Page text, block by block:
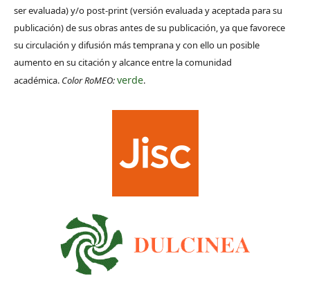
ser evaluada) y/o post-print (versión evaluada y aceptada para su
publicación) de sus obras antes de su publicación, ya que favorece
su circulación y difusión más temprana y con ello un posible
aumento en su citación y alcance entre la comunidad
académica. Color RoMEO:verde.